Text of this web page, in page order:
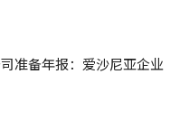
准备年报：爱沙尼亚企业